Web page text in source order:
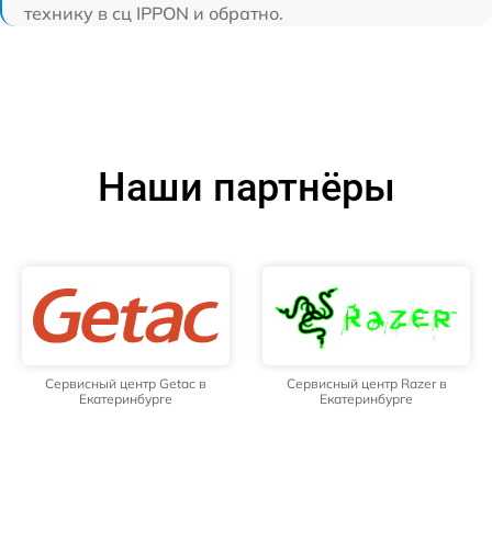
технику в сц IPPON и обратно.
Наши партнёры
Сервисный центр Getac в
Екатеринбурге
Сервисный центр Razer в
Екатеринбурге